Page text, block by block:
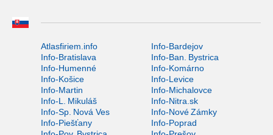
Atlasfiriem.info
Info-Bardejov
Info-Bratislava
Info-Ban. Bystrica
Info-Humenné
Info-Komárno
Info-Košice
Info-Levice
Info-Martin
Info-Michalovce
Info-L. Mikuláš
Info-Nitra.sk
Info-Sp. Nová Ves
Info-Nové Zámky
Info-Piešťany
Info-Poprad